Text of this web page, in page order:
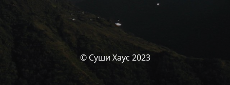
© Суши Хаус 2023